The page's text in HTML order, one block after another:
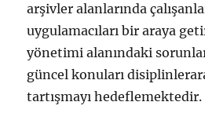
arşivler alanlarında
uygulamacıları bir araya
yönetimi alanındaki
güncel konuları
tartışmayı hedeflemektedir.